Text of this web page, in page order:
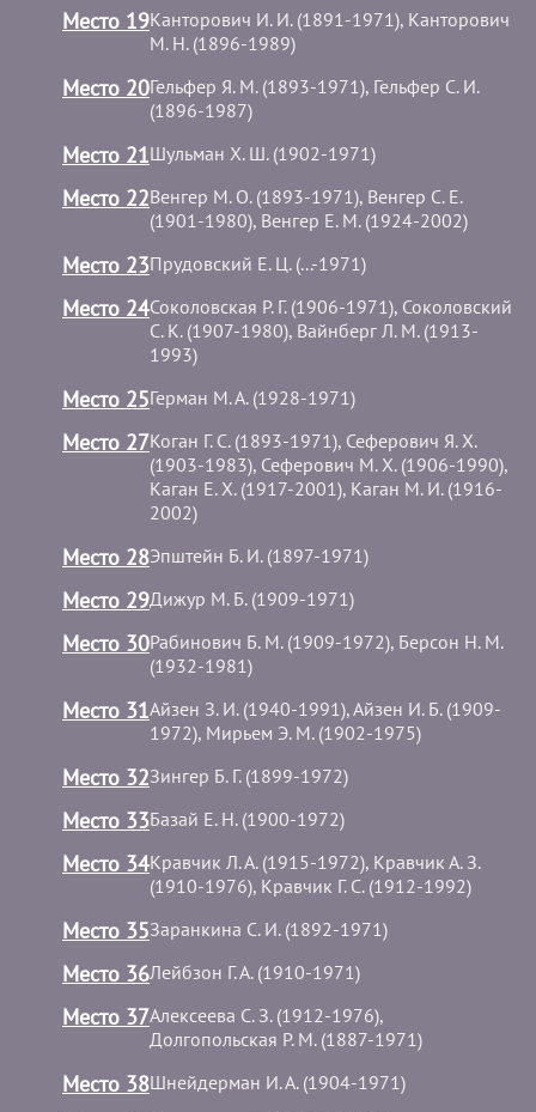
Место 19Канторович И. И. (1891-1971), Канторович
М. Н. (1896-1989)
Место 20Гельфер Я. М. (1893-1971), Гельфер С. И.
(1896-1987)
Место 21Шульман Х. Ш. (1902-1971)
Место 22Венгер М. О. (1893-1971), Венгер С. Е.
(1901-1980), Венгер Е. М. (1924-2002)
Место 23Прудовский Е. Ц. (...-1971)
Место 24Соколовская Р. Г. (1906-1971), Соколовский
С. К. (1907-1980), Вайнберг Л. М. (1913-
1993)
Место 25Герман М. А. (1928-1971)
Место 27Коган Г. С. (1893-1971), Сеферович Я. Х.
(1903-1983), Сеферович М. Х. (1906-1990),
Каган Е. Х. (1917-2001), Каган М. И. (1916-
2002)
Место 28Эпштейн Б. И. (1897-1971)
Место 29Дижур М. Б. (1909-1971)
Место 30Рабинович Б. М. (1909-1972), Берсон Н. М.
(1932-1981)
Место 31Айзен З. И. (1940-1991), Айзен И. Б. (1909-
1972), Мирьем Э. М. (1902-1975)
Место 32Зингер Б. Г. (1899-1972)
Место 33Базай Е. Н. (1900-1972)
Место 34Кравчик Л. А. (1915-1972), Кравчик А. З.
(1910-1976), Кравчик Г. С. (1912-1992)
Место 35Заранкина С. И. (1892-1971)
Место 36Лейбзон Г. А. (1910-1971)
Место 37Алексеева С. З. (1912-1976),
Долгопольская Р. М. (1887-1971)
Место 38Шнейдерман И. А. (1904-1971)